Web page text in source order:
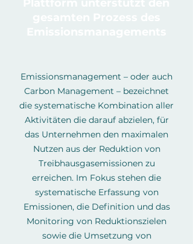
Emissionsmanagement – oder auch
Carbon Management – bezeichnet
die systematische Kombination aller
Aktivitäten die darauf abzielen, für
das Unternehmen den maximalen
Nutzen aus der Reduktion von
Treibhausgasemissionen zu
erreichen. Im Fokus stehen die
systematische Erfassung von
Emissionen, die Definition und das
Monitoring von Reduktionszielen
sowie die Umsetzung von